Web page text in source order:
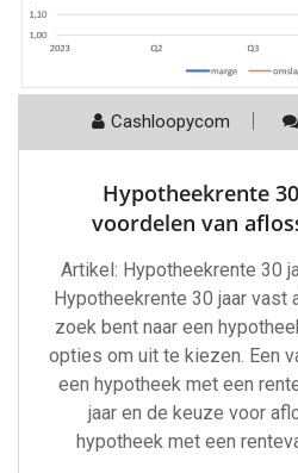
Cashloopycom
Hypotheekrente
voordelen van
Artikel: Hypotheekrente 30
Hypotheekrente 30 jaar
zoek bent naar een
opties om uit te kiezen. Een
een hypotheek met een
jaar en de keuze voor
hypotheek met een